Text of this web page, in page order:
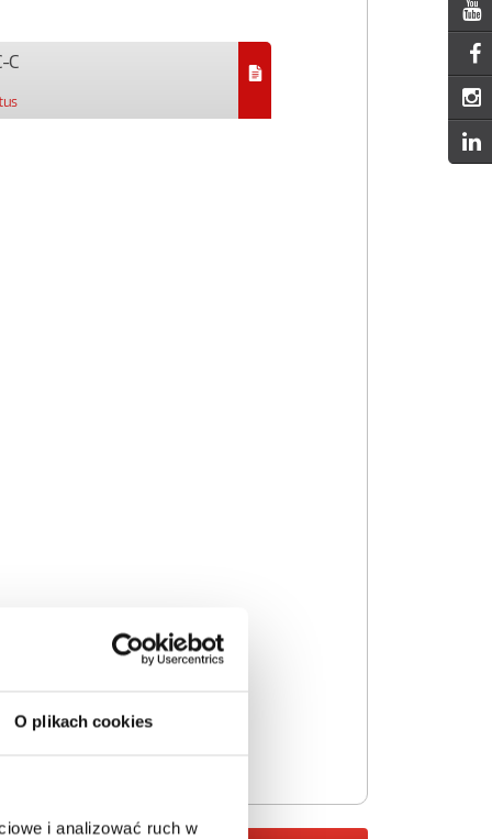
O plikach cookies
i analizować ruch w
C